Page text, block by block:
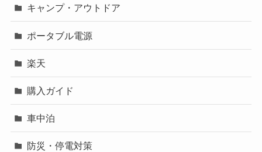
キャンプ・アウトドア
ポータブル電源
楽天
購入ガイド
車中泊
防災・停電対策